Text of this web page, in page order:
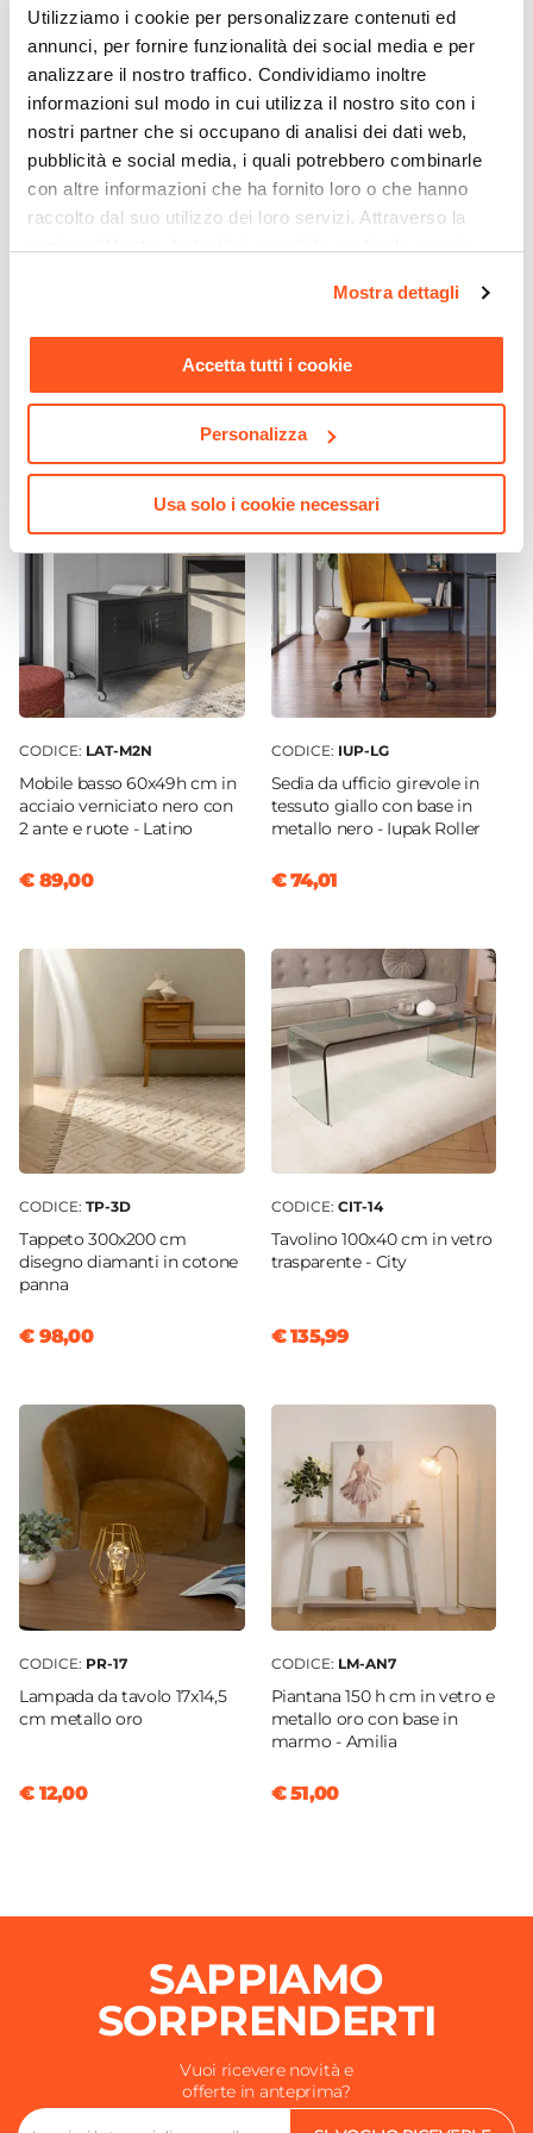
Utilizziamo i cookie per personalizzare contenuti ed
annunci, per fornire funzionalità dei social media e per
analizzare il nostro traffico. Condividiamo inoltre
informazioni sul modo in cui utilizza il nostro sito con i
nostri partner che si occupano di analisi dei dati web,
pubblicità e social media, i quali potrebbero combinarle
con altre informazioni che ha fornito loro o che hanno
raccolto dal suo utilizzo dei loro servizi. Attraverso la
momento. Per maggiori informazioni si invita a leggere la
Mostra dettagli
Accetta tutti i cookie
Personalizza
Usa solo i cookie necessari
Verniciatura a polvere
Serie
Latino
Assemblato
No
Divano tre posti in tessuto
reversibile - Kaleo
€ 390,00
CODICE: LAT-M2N
Mobile basso 60x49h cm in
acciaio verniciato nero con
2 ante e ruote - Latino
€ 89,00
CODICE: IUP-LG
Sedia da ufficio girevole in
tessuto giallo con base in
metallo nero - Iupak Roller
€ 74,01
CODICE: TP-3D
Tappeto 300x200 cm
disegno diamanti in cotone
panna
€ 98,00
CODICE: CIT-14
Tavolino 100x40 cm in vetro
trasparente - City
€ 135,99
CODICE: PR-17
Lampada da tavolo 17x14,5
cm metallo oro
€ 12,00
CODICE: LM-AN7
Piantana 150 h cm in vetro e
metallo oro con base in
marmo - Amilia
€ 51,00
SAPPIAMO
SORPRENDERTI
Vuoi ricevere novità e
offerte in anteprima?